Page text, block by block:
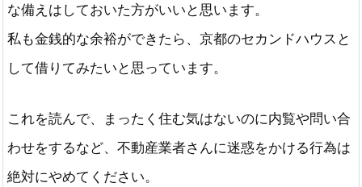
な備えはしておいた方がいいと思います。
私も金銭的な余裕ができたら、京都のセカンドハウスと
して借りてみたいと思っています。
これを読んで、まったく住む気はないのに内覧や問い合
わせをするなど、不動産業者さんに迷惑をかける行為は
絶対にやめてください。